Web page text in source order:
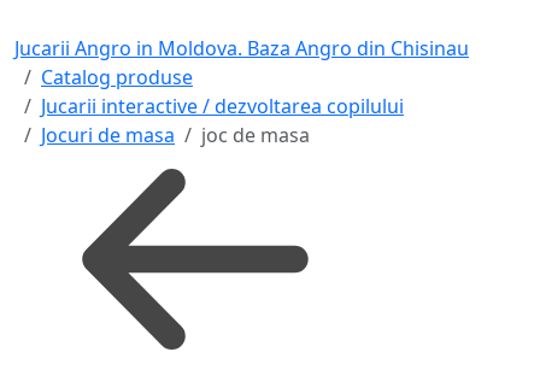
Jucarii Angro in Moldova. Baza Angro din Chisinau
Catalog produse
Jucarii interactive / dezvoltarea copilului
Jocuri de masa
joc de masa